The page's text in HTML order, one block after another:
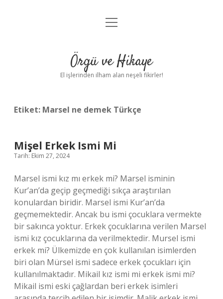
Anasayfa
Yasal Uyarı
menüyü
Örgü ve Hikaye
El işlerinden ilham alan neşeli fikirler!
Etiket: Marsel ne demek Türkçe
Mişel Erkek Ismi Mi
Tarih: Ekim 27, 2024
Marsel ismi kız mı erkek mi? Marsel isminin
Kur’an’da geçip geçmediği sıkça araştırılan
konulardan biridir. Marsel ismi Kur’an’da
geçmemektedir. Ancak bu ismi çocuklara vermekte
bir sakınca yoktur. Erkek çocuklarına verilen Marsel
ismi kız çocuklarına da verilmektedir. Mursel ismi
erkek mi? Ülkemizde en çok kullanılan isimlerden
biri olan Mürsel ismi sadece erkek çocukları için
kullanılmaktadır. Mikail kız ismi mi erkek ismi mi?
Mikail ismi eski çağlardan beri erkek isimleri